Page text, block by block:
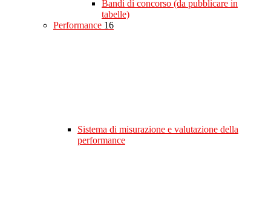
Bandi di concorso (da pubblicare in
tabelle)
Performance 16
Sistema di misurazione e valutazione della
performance